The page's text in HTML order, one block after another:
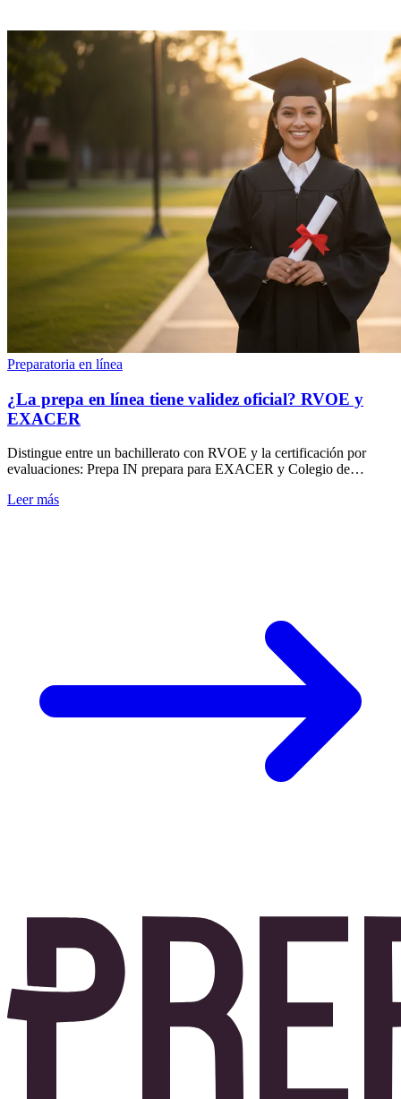
Preparatoria en línea
¿La prepa en línea tiene validez oficial? RVOE y
EXACER
Distingue entre un bachillerato con RVOE y la certificación por
evaluaciones: Prepa IN prepara para EXACER y Colegio de
Leer más